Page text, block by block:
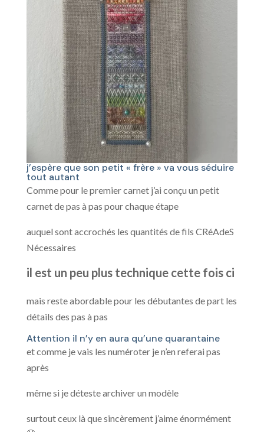
j’espère que son petit « frère » va vous séduire
tout autant
Comme pour le premier carnet j’ai conçu un petit
carnet de pas à pas pour chaque étape
auquel sont accrochés les quantités de fils CRéAdeS
Nécessaires
il est un peu plus technique cette fois ci
mais reste abordable pour les débutantes de part les
détails des pas à pas
Attention il n’y en aura qu’une quarantaine
et comme je vais les numéroter je n’en referai pas
après
même si je déteste archiver un modèle
surtout ceux là que sincèrement j’aime énormément